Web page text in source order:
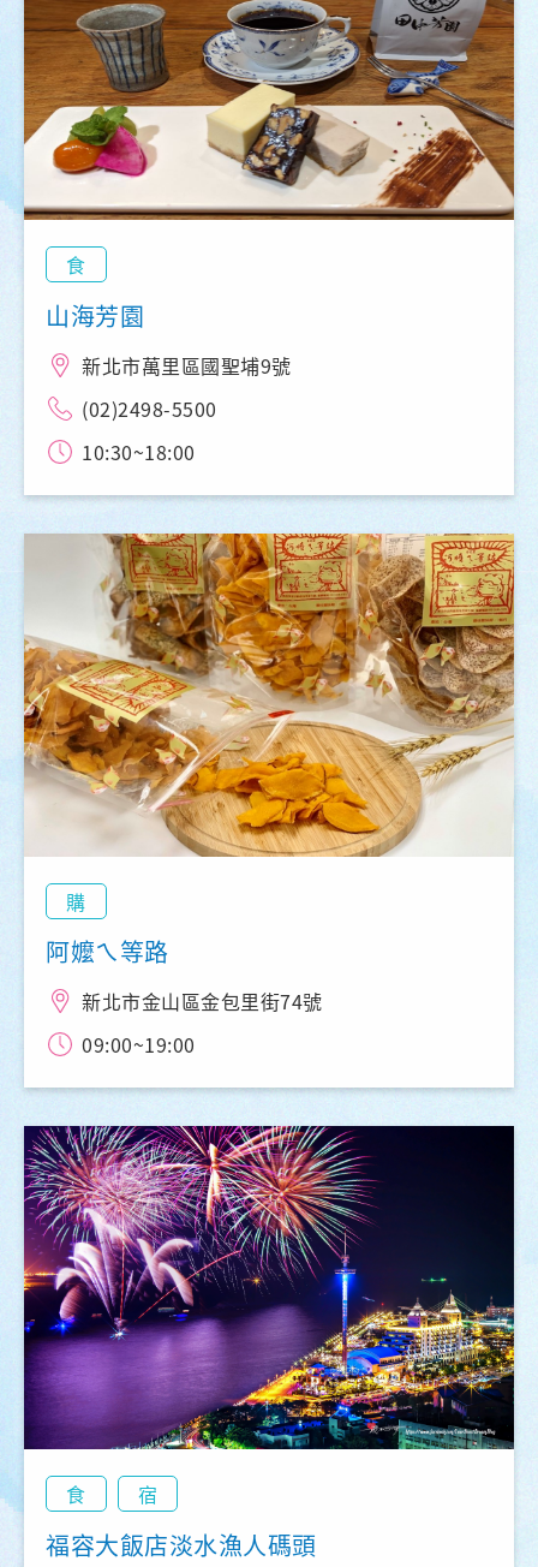
食
山海芳園
新北市萬里區國聖埔9號
(02)2498-5500
10:30~18:00
購
阿嬤ㄟ等路
新北市金山區金包里街74號
09:00~19:00
食 宿
福容大飯店淡水漁人碼頭